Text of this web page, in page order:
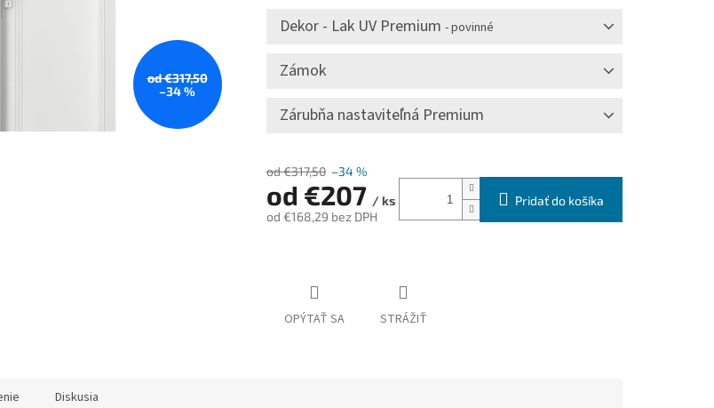
od €317,50
–34 %
OPÝTAŤ SA STRÁŽIŤ
Dekor - Lak UV Premium - povinné
Zámok
Zárubňa nastaviteľná Premium
od €317,50 –34 %
od €207 / ks
od €168,29 bez DPH
Pridať do košíka
Diskusia